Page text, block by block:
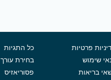
פרטיות
שימוש
בריאות
כל התגיות
בחירת עורך
פסוריאזיס